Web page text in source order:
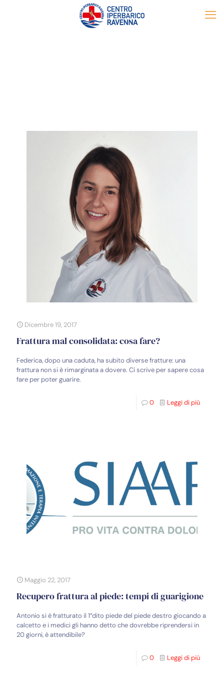
Dicembre 19, 2017
Frattura mal consolidata: cosa fare?
Federica, dopo una caduta, ha subito diverse fratture: una
frattura non si è rimarginata a dovere. Ci scrive per sapere cosa
fare per poter guarire.
0 Leggi di più
Maggio 22, 2017
Recupero frattura al piede: tempi di guarigione
Antonio si è fratturato il 1°dito piede del piede destro giocando a
calcetto e i medici gli hanno detto che dovrebbe riprendersi in
20 giorni, è attendibile?
0 Leggi di più